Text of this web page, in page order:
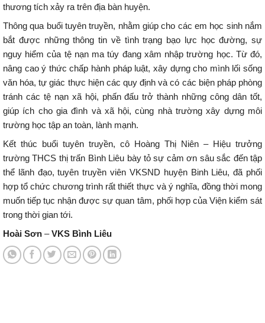
thương tích xảy ra trên địa bàn huyện.
Thông qua buổi tuyên truyền, nhằm giúp cho các em học sinh nắm
bắt được những thông tin về tình trạng bạo lực học đường, sự
nguy hiểm của tệ nạn ma túy đang xâm nhập trường học. Từ đó,
nâng cao ý thức chấp hành pháp luật, xây dựng cho mình lối sống
văn hóa, tự giác thực hiện các quy định và có các biện pháp phòng
tránh các tệ nạn xã hội, phấn đấu trở thành những công dân tốt,
giúp ích cho gia đình và xã hội, cùng nhà trường xây dựng môi
trường học tập an toàn, lành mạnh.
Kết thúc buổi tuyên truyền, cô Hoàng Thị Niên – Hiệu trưởng
trường THCS thị trấn Bình Liêu bày tỏ sự cảm ơn sâu sắc đến tập
thể lãnh đạo, tuyên truyền viên VKSND huyện Binh Liêu, đã phối
hợp tổ chức chương trình rất thiết thực và ý nghĩa, đồng thời mong
muốn tiếp tục nhận được sự quan tâm, phối hợp của Viện kiểm sát
trong thời gian tới.
Hoài Sơn –VKS Bình Liêu